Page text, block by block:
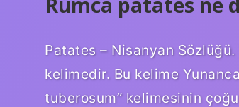
Patates – Nisanyan
kelimedir. Bu kelime
tuberosum” kelimesinin